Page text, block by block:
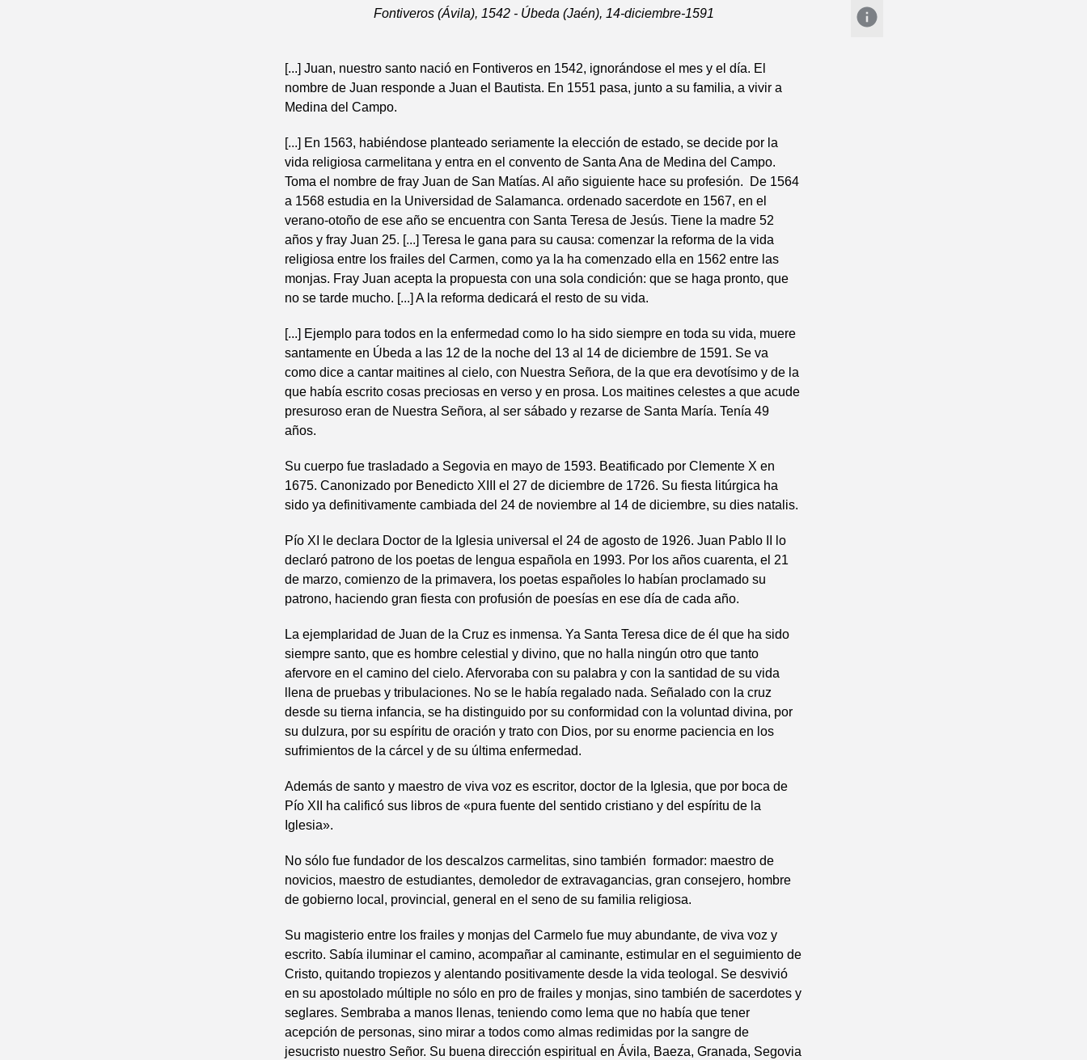
Fontiveros (Ávila), 1542 - Úbeda (Jaén), 14-diciembre-1591
[...] Juan, nuestro santo nació en Fontiveros en 1542, ignorándose el mes y el día. El
nombre de Juan responde a Juan el Bautista. En 1551 pasa, junto a su familia, a vivir a
Medina del Campo.
[...] En 1563, habiéndose planteado seriamente la elección de estado, se decide por la
vida religiosa carmelitana y entra en el convento de Santa Ana de Medina del Campo.
Toma el nombre de fray Juan de San Matías. Al año siguiente hace su profesión. De 1564
a 1568 estudia en la Universidad de Salamanca. ordenado sacerdote en 1567, en el
verano-otoño de ese año se encuentra con Santa Teresa de Jesús. Tiene la madre 52
años y fray Juan 25. [...] Teresa le gana para su causa: comenzar la reforma de la vida
religiosa entre los frailes del Carmen, como ya la ha comenzado ella en 1562 entre las
monjas. Fray Juan acepta la propuesta con una sola condición: que se haga pronto, que
no se tarde mucho. [...] A la reforma dedicará el resto de su vida.
[...] Ejemplo para todos en la enfermedad como lo ha sido siempre en toda su vida, muere
santamente en Úbeda a las 12 de la noche del 13 al 14 de diciembre de 1591. Se va
como dice a cantar maitines al cielo, con Nuestra Señora, de la que era devotísimo y de la
que había escrito cosas preciosas en verso y en prosa. Los maitines celestes a que acude
presuroso eran de Nuestra Señora, al ser sábado y rezarse de Santa María. Tenía 49
años.
Su cuerpo fue trasladado a Segovia en mayo de 1593. Beatificado por Clemente X en
1675. Canonizado por Benedicto XIII el 27 de diciembre de 1726. Su fiesta litúrgica ha
sido ya definitivamente cambiada del 24 de noviembre al 14 de diciembre, su dies natalis.
Pío XI le declara Doctor de la Iglesia universal el 24 de agosto de 1926. Juan Pablo II lo
declaró patrono de los poetas de lengua española en 1993. Por los años cuarenta, el 21
de marzo, comienzo de la primavera, los poetas españoles lo habían proclamado su
patrono, haciendo gran fiesta con profusión de poesías en ese día de cada año.
La ejemplaridad de Juan de la Cruz es inmensa. Ya Santa Teresa dice de él que ha sido
siempre santo, que es hombre celestial y divino, que no halla ningún otro que tanto
afervore en el camino del cielo. Afervoraba con su palabra y con la santidad de su vida
llena de pruebas y tribulaciones. No se le había regalado nada. Señalado con la cruz
desde su tierna infancia, se ha distinguido por su conformidad con la voluntad divina, por
su dulzura, por su espíritu de oración y trato con Dios, por su enorme paciencia en los
sufrimientos de la cárcel y de su última enfermedad.
Además de santo y maestro de viva voz es escritor, doctor de la Iglesia, que por boca de
Pío XII ha calificó sus libros de «pura fuente del sentido cristiano y del espíritu de la
Iglesia».
No sólo fue fundador de los descalzos carmelitas, sino también formador: maestro de
novicios, maestro de estudiantes, demoledor de extravagancias, gran consejero, hombre
de gobierno local, provincial, general en el seno de su familia religiosa.
Su magisterio entre los frailes y monjas del Carmelo fue muy abundante, de viva voz y
escrito. Sabía iluminar el camino, acompañar al caminante, estimular en el seguimiento de
Cristo, quitando tropiezos y alentando positivamente desde la vida teologal. Se desvivió
en su apostolado múltiple no sólo en pro de frailes y monjas, sino también de sacerdotes y
seglares. Sembraba a manos llenas, teniendo como lema que no había que tener
acepción de personas, sino mirar a todos como almas redimidas por la sangre de
jesucristo nuestro Señor. Su buena dirección espiritual en Ávila, Baeza, Granada, Segovia